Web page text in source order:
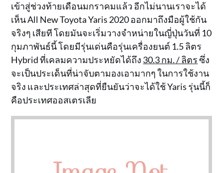
เข้าสู่ช่วงท้ายเดือนมกราคมแล้ว อีกไม่นานเราจะได้
เห็น All New Toyota Yaris 2020 ออกมาถึงมือผู้ใช้กัน
จริงๆ เสียที โดยมันจะเริ่มวางจำหน่ายในญี่ปุ่นวันที่ 10
กุมภาพันธ์นี้ โดยมีรุ่นเด่นคือรุ่นเครื่องยนต์ 1.5 ลิตร
Hybrid ที่เคลมความประหยัดได้ถึง 30.3 กม. / ลิตรซึ่ง
จะเป็นประเด็นที่น่าจับตามองเอามากๆ ในการใช้งาน
จริง และประเทศล่าสุดที่ยืนยันว่าจะได้ใช้ Yaris รุ่นนี้ก็
คือประเทศออสเตรเลีย